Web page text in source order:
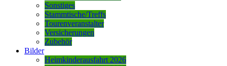
Sonstiges
Stammtische/Treffs
Tourenveranstalter
Versicherungen
Zubehör
Bilder
Heimkinderausfahrt 2026